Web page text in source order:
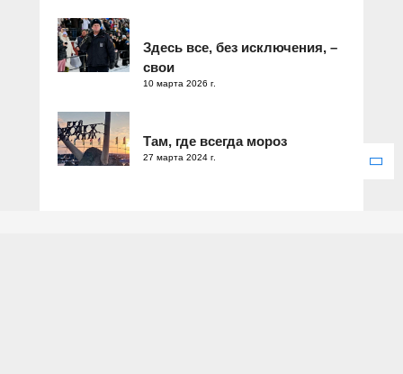
Здесь все, без исключения, –
свои
10 марта 2026 г.
Там, где всегда мороз
27 марта 2024 г.